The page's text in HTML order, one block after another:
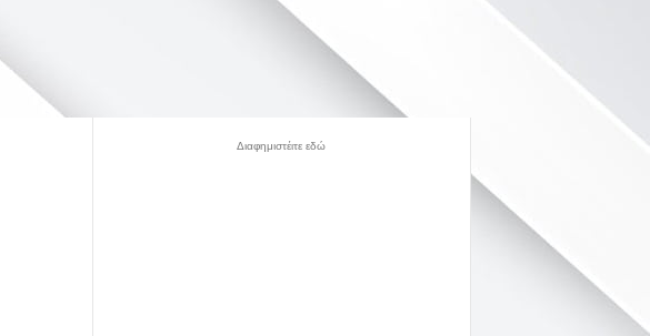
Διαφημιστέιτε εδώ